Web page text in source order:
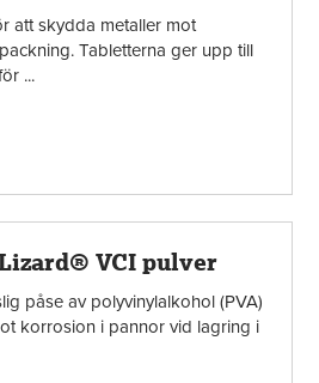
att skydda metaller mot
Tabletterna ger upp till
...
VCI pulver
påse av polyvinylalkohol (PVA)
korrosion i pannor vid lagring i